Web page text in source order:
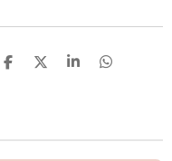
D
D
S
D